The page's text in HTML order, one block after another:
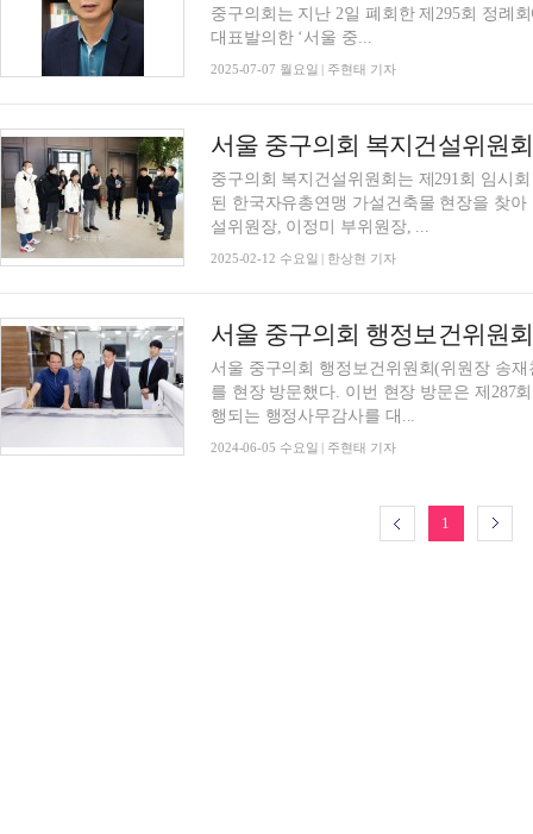
중구의회는 지난 2일 폐회한 제295회 정례
대표발의한 ‘서울 중...
2025-07-07 월요일 | 주현태 기자
서울 중구의회 복지건설위원
중구의회 복지건설위원회는 제291회 임시
된 한국자유총연맹 가설건축물 현장을 찾
설위원장, 이정미 부위원장, ...
2025-02-12 수요일 | 한상현 기자
서울 중구의회 행정보건위원
서울 중구의회 행정보건위원회(위원장 송
를 현장 방문했다. 이번 현장 방문은 제287회 제1차 정례회 기간인 6월 13일부터 21일까지 진
행되는 행정사무감사를 대...
2024-06-05 수요일 | 주현태 기자
1